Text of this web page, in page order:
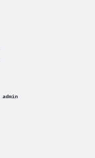
admin